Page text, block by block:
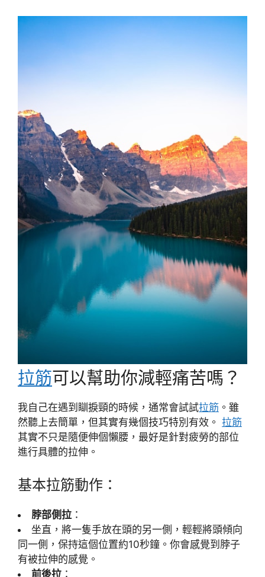
拉筋可以幫助你減輕痛苦嗎？
我自己在遇到瞓捩頸的時候，通常會試試拉筋 。雖
然聽上去簡單，但其實有幾個技巧特別有效。 拉筋
其實不只是隨便伸個懶腰，最好是針對疲勞的部位
進行具體的拉伸。
基本拉筋動作：
脖部側拉 ：
坐直，將一隻手放在頭的另一側，輕輕將頭傾向
同一側，保持這個位置約10秒鐘。你會感覺到脖子
有被拉伸的感覺。
前後拉 ：